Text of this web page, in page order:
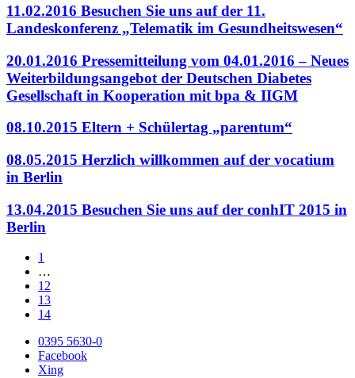
11.02.2016 Besuchen Sie uns auf der 11.
Landeskonferenz „Telematik im Gesundheitswesen“
20.01.2016 Pressemitteilung vom 04.01.2016 – Neues
Weiterbildungsangebot der Deutschen Diabetes
Gesellschaft in Kooperation mit bpa & IIGM
08.10.2015 Eltern + Schülertag „parentum“
08.05.2015 Herzlich willkommen auf der vocatium
in Berlin
13.04.2015 Besuchen Sie uns auf der conhIT 2015 in
Berlin
1
…
12
13
14
0395 5630-0
Facebook
Xing